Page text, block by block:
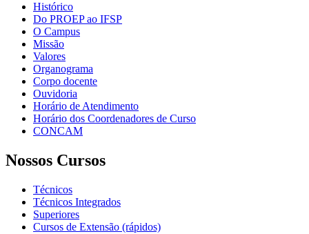
Histórico
Do PROEP ao IFSP
O Campus
Missão
Valores
Organograma
Corpo docente
Ouvidoria
Horário de Atendimento
Horário dos Coordenadores de Curso
CONCAM
Nossos Cursos
Técnicos
Técnicos Integrados
Superiores
Cursos de Extensão (rápidos)